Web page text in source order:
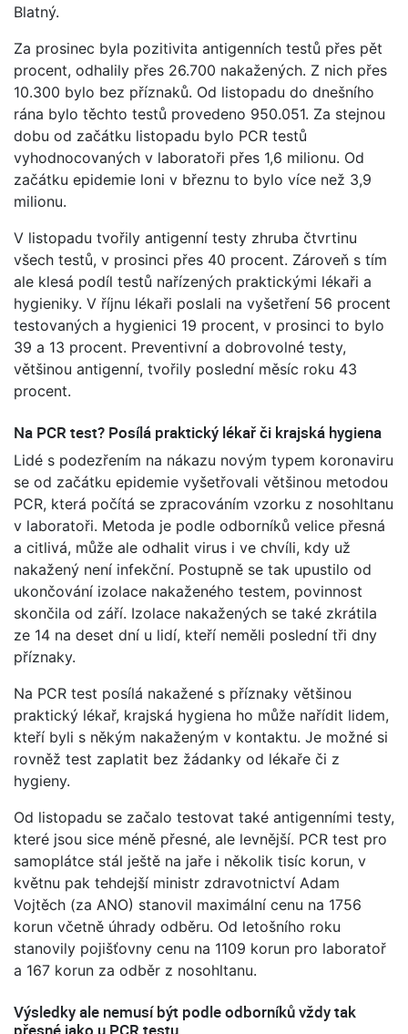
Blatný.
Za prosinec byla pozitivita antigenních testů přes pět
procent, odhalily přes 26.700 nakažených. Z nich přes
10.300 bylo bez příznaků. Od listopadu do dnešního
rána bylo těchto testů provedeno 950.051. Za stejnou
dobu od začátku listopadu bylo PCR testů
vyhodnocovaných v laboratoři přes 1,6 milionu. Od
začátku epidemie loni v březnu to bylo více než 3,9
milionu.
V listopadu tvořily antigenní testy zhruba čtvrtinu
všech testů, v prosinci přes 40 procent. Zároveň s tím
ale klesá podíl testů nařízených praktickými lékaři a
hygieniky. V říjnu lékaři poslali na vyšetření 56 procent
testovaných a hygienici 19 procent, v prosinci to bylo
39 a 13 procent. Preventivní a dobrovolné testy,
většinou antigenní, tvořily poslední měsíc roku 43
procent.
Na PCR test? Posílá praktický lékař či krajská hygiena
Lidé s podezřením na nákazu novým typem koronaviru
se od začátku epidemie vyšetřovali většinou metodou
PCR, která počítá se zpracováním vzorku z nosohltanu
v laboratoři. Metoda je podle odborníků velice přesná
a citlivá, může ale odhalit virus i ve chvíli, kdy už
nakažený není infekční. Postupně se tak upustilo od
ukončování izolace nakaženého testem, povinnost
skončila od září. Izolace nakažených se také zkrátila
ze 14 na deset dní u lidí, kteří neměli poslední tři dny
příznaky.
Na PCR test posílá nakažené s příznaky většinou
praktický lékař, krajská hygiena ho může nařídit lidem,
kteří byli s někým nakaženým v kontaktu. Je možné si
rovněž test zaplatit bez žádanky od lékaře či z
hygieny.
Od listopadu se začalo testovat také antigenními testy,
které jsou sice méně přesné, ale levnější. PCR test pro
samoplátce stál ještě na jaře i několik tisíc korun, v
květnu pak tehdejší ministr zdravotnictví Adam
Vojtěch (za ANO) stanovil maximální cenu na 1756
korun včetně úhrady odběru. Od letošního roku
stanovily pojišťovny cenu na 1109 korun pro laboratoř
a 167 korun za odběr z nosohltanu.
Výsledky ale nemusí být podle odborníků vždy tak
přesné jako u PCR testu